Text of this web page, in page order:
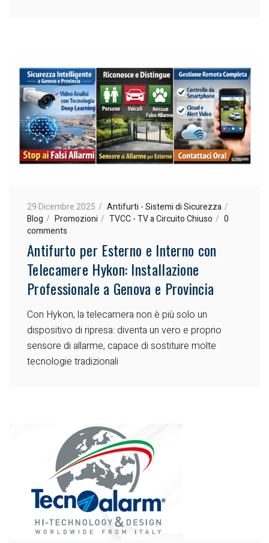
29 Dicembre 2025
Antifurti - Sistemi di Sicurezza
Blog
Promozioni TVCC - TV a Circuito Chiuso
0
comments
Antifurto per Esterno e Interno con
Telecamere Hykon: Installazione
Professionale a Genova e Provincia
Con Hykon, la telecamera non è più solo un
dispositivo di ripresa: diventa un vero e proprio
sensore di allarme, capace di sostituire molte
tecnologie tradizionali